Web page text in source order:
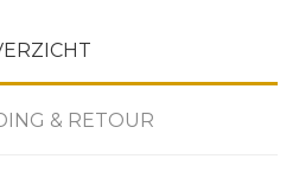
& RETOUR